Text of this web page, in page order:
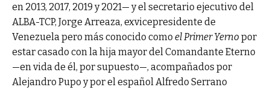
en 2013, 2017, 2019 y 2021— y el secretario ejecutivo del
ALBA-TCP, Jorge Arreaza, exvicepresidente de
Venezuela pero más conocido como el Primer Yerno por
estar casado con la hija mayor del Comandante Eterno
—en vida de él, por supuesto—, acompañados por
Alejandro Pupo y por el español Alfredo Serrano